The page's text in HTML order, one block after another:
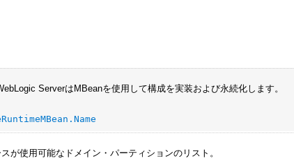
ServerはMBeanを使用して構成を実装および永続化します。
が使用可能なドメイン・パーティションのリスト。